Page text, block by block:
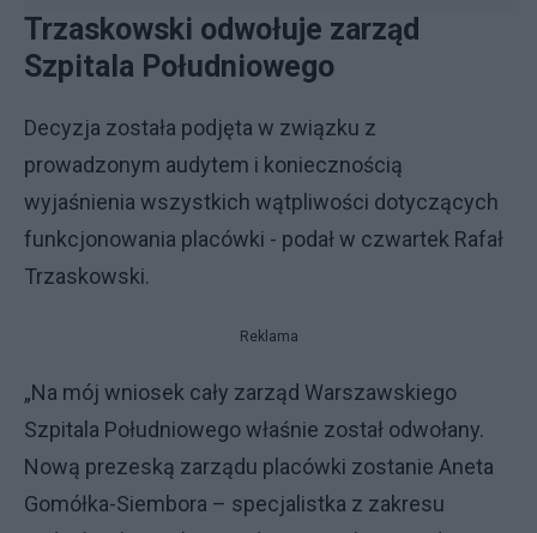
Trzaskowski odwołuje zarząd
Szpitala Południowego
Decyzja została podjęta w związku z
prowadzonym audytem i koniecznością
wyjaśnienia wszystkich wątpliwości dotyczących
funkcjonowania placówki - podał w czwartek Rafał
Trzaskowski.
Reklama
„Na mój wniosek cały zarząd Warszawskiego
Szpitala Południowego właśnie został odwołany.
Nową prezeską zarządu placówki zostanie Aneta
Gomółka-Siembora – specjalistka z zakresu